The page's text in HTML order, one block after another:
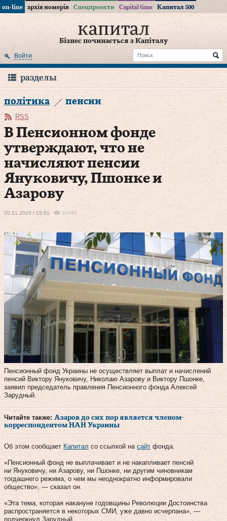
on-line архів номерів Спецпроекти Capital time Капитал 500
Бізнес починається з Капіталу
Войти
разделы
політика пенсии
RSS
В Пенсионном фонде
утверждают, что не
начисляют пенсии
Януковичу, Пшонке и
Азарову
20.11.2015 / 15:51 10081
Пенсионный фонд Украины не осуществляет выплат и начислений
пенсий Виктору Януковичу, Николаю Азарову и Виктору Пшонке,
заявил председатель правления Пенсионного фонда Алексей
Зарудный.
Читайте также: Азаров до сих пор является членом-
корреспондентом НАН Украины
Об этом сообщает Капитал со ссылкой на сайт фонда.
«Пенсионный фонд не выплачивает и не накапливает пенсий
ни Януковичу, ни Азарову, ни Пшонке, ни другим чиновникам
тогдашнего режима, о чем мы неоднократно информировали
общество», — сказал он.
«Эта тема, которая накануне годовщины Революции Достоинства
распространяется в некоторых СМИ, уже давно исчерпана», —
подчеркнул Зарудный.